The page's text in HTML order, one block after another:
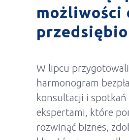
możliwości
W lipcu
harmonogram
konsultacji i spotkań
ekspertami, które
rozwinąć biznes,